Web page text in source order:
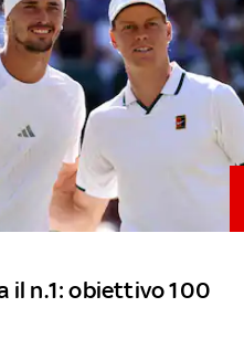
il n.1: obiettivo 100